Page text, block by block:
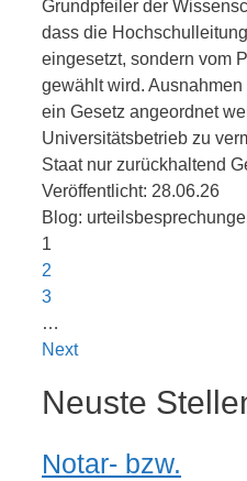
Grundpfeiler der
dass die
eingesetzt, sondern vom
gewählt wird.
ein Gesetz angeordnet
Universitätsbetrieb zu
Staat nur zurückhaltend
Veröffentlicht: 28.06.26
Blog:
1
2
3
…
Next
Neuste
Notar- bzw.